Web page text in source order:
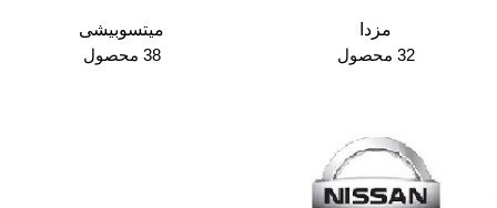
مزدا
32 محصول
میتسوبیشی
38 محصول